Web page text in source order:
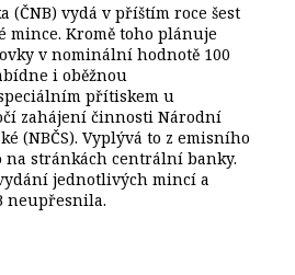
(ČNB) vydá v příštím roce šest
Kromě toho plánuje
v nominální hodnotě 100
i oběžnou
přítiskem u
zahájení činnosti Národní
(NBČS). Vyplývá to z emisního
stránkách centrální banky.
jednotlivých mincí a
neupřesnila.